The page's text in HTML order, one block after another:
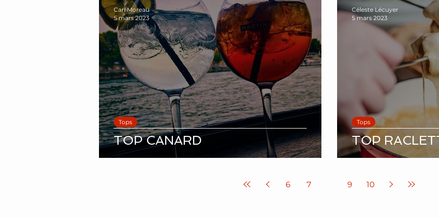
TOP CANARD
Tops
Carl Moreau
5 mars 2023
TOP
Tops
Céleste Lécuyer
5 mars 2023
6 7 9 10